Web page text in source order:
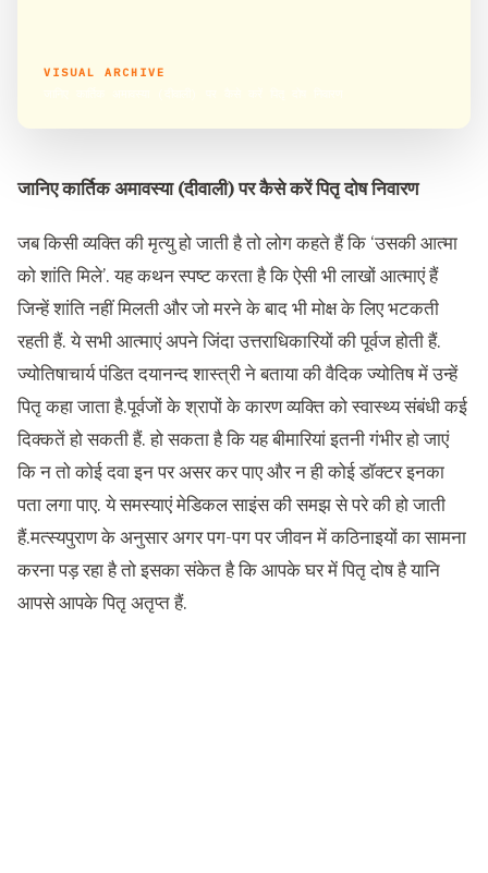
VISUAL ARCHIVE
जानिए कार्तिक अमावस्या (दीवाली) पर कैसे करें पितृ दोष निवारण
जब किसी व्यक्ति की मृत्यु हो जाती है तो लोग कहते हैं कि ‘उसकी आत्मा
को शांति मिले’. यह कथन स्पष्ट करता है कि ऐसी भी लाखों आत्माएं हैं
जिन्हें शांति नहीं मिलती और जो मरने के बाद भी मोक्ष के लिए भटकती
रहती हैं. ये सभी आत्माएं अपने जिंदा उत्तराधिकारियों की पूर्वज होती हैं.
ज्योतिषाचार्य पंडित दयानन्द शास्त्री ने बताया की वैदिक ज्योतिष में उन्हें
पितृ कहा जाता है.पूर्वजों के श्रापों के कारण व्यक्ति को स्वास्थ्य संबंधी कई
दिक्कतें हो सकती हैं. हो सकता है कि यह बीमारियां इतनी गंभीर हो जाएं
कि न तो कोई दवा इन पर असर कर पाए और न ही कोई डॉक्टर इनका
पता लगा पाए. ये समस्याएं मेडिकल साइंस की समझ से परे की हो जाती
हैं.मत्स्यपुराण के अनुसार अगर पग-पग पर जीवन में कठिनाइयों का सामना
करना पड़ रहा है तो इसका संकेत है कि आपके घर में पितृ दोष है यानि
आपसे आपके पितृ अतृप्त हैं.